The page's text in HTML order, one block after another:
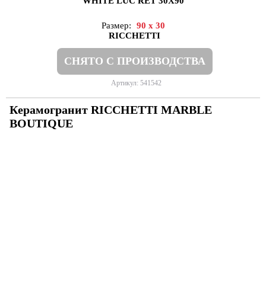
Размер:
90 x 30
RICCHETTI
СНЯТО С ПРОИЗВОДСТВА
Артикул: 541542
Керамогранит RICCHETTI MARBLE
BOUTIQUE